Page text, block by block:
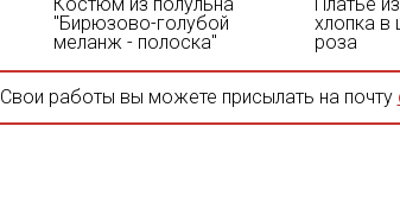
Костюм из полульна
"Бирюзово-голубой
меланж - полоска"
Платье
хлопка в
роза
Свои работы вы можете присылать на почту